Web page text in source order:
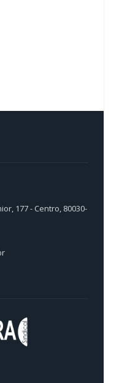
177 - Centro, 80030-